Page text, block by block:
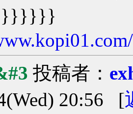
}}}}}}
投稿者：
20:56 [